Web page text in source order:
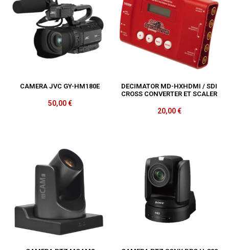
CAMERA JVC GY-HM180E
50,00€
DECIMATOR MD-HXHDMI / SDI
CROSS CONVERTER ET SCALER
20,00€